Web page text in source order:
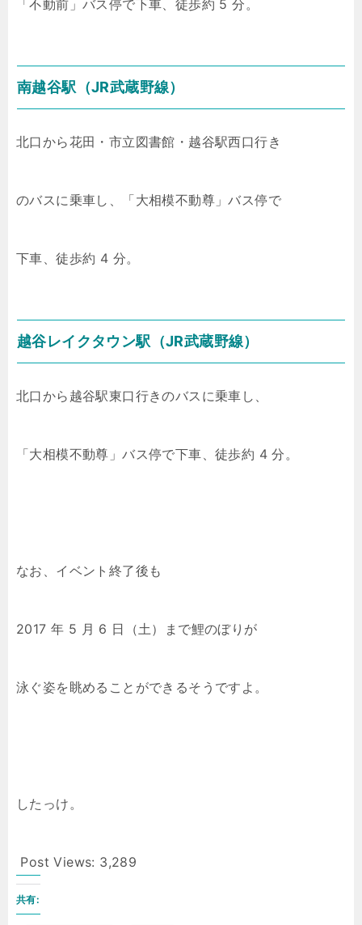
「不動前」バス停で下車、徒歩約 5 分。
南越谷駅（JR武蔵野線）
北口から花田・市立図書館・越谷駅西口行き
のバスに乗車し、「大相模不動尊」バス停で
下車、徒歩約 4 分。
越谷レイクタウン駅（JR武蔵野線）
北口から越谷駅東口行きのバスに乗車し、
「大相模不動尊」バス停で下車、徒歩約 4 分。
なお、イベント終了後も
2017 年 5 月 6 日（土）まで鯉のぼりが
泳ぐ姿を眺めることができるそうですよ。
したっけ。
Post Views: 3,289
共有: